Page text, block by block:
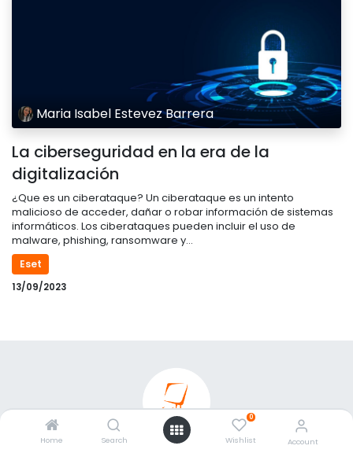
Home Search
0
Wishlist Account
Maria Isabel Estevez Barrera
La ciberseguridad en la era de la
digitalización
¿Que es un ciberataque? Un ciberataque es un intento
malicioso de acceder, dañar o robar información de sistemas
informáticos. Los ciberataques pueden incluir el uso de
malware, phishing, ransomware y...
Eset
13/09/2023